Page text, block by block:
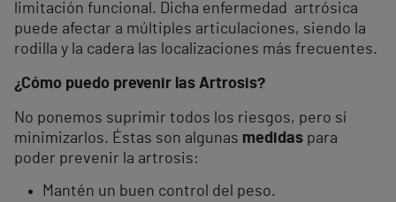
limitación funcional. Dicha enfermedad artrósica
puede afectar a múltiples articulaciones, siendo la
rodilla y la cadera las localizaciones más frecuentes.
¿Cómo puedo prevenir las Artrosis?
No ponemos suprimir todos los riesgos, pero sí
minimizarlos. Éstas son algunas medidas para
poder prevenir la artrosis:
Mantén un buen control del peso.